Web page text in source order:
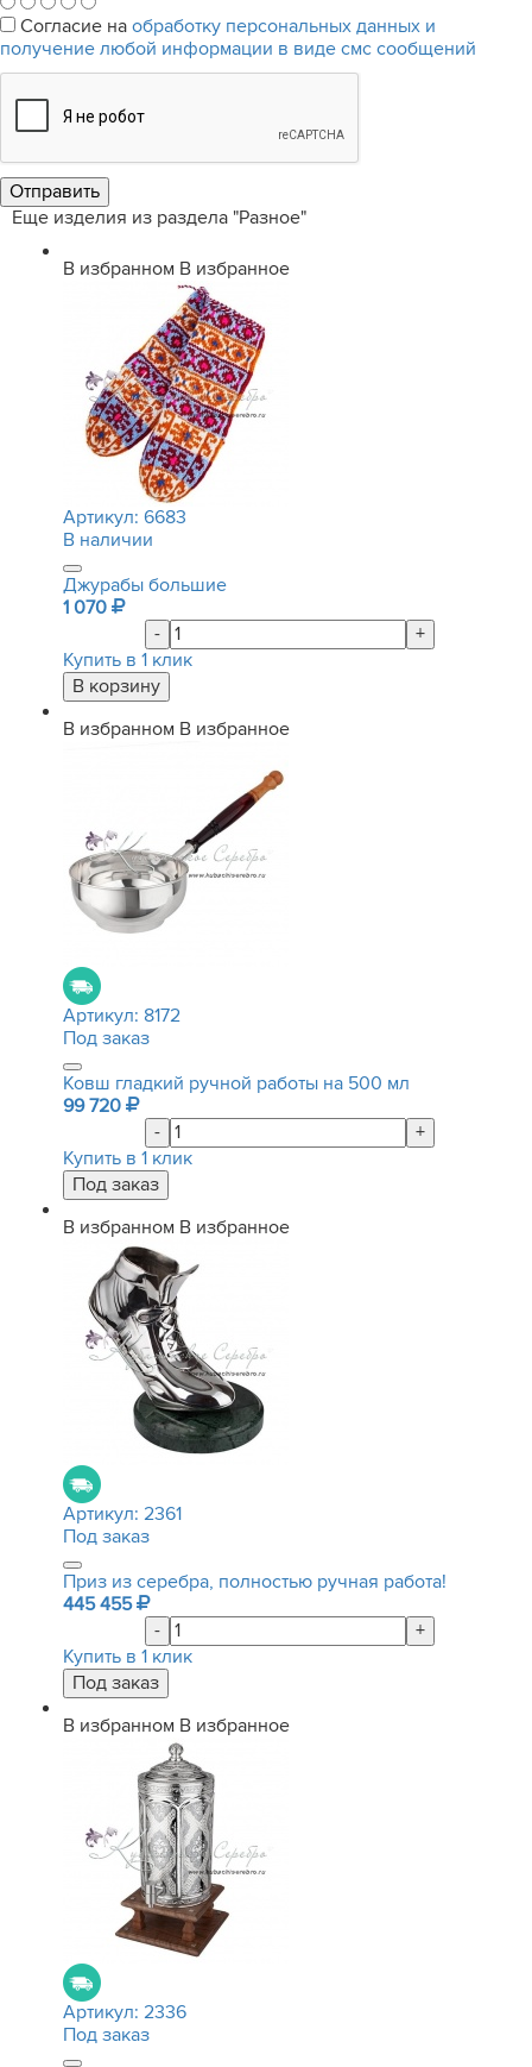
Согласие на обработку персональных данных и
получение любой информации в виде смс сообщений
Еще изделия из раздела "Разное"
В избранном В избранное
Артикул: 6683
В наличии
Джурабы большие
1 070
-
+
Купить в 1 клик
В избранном В избранное
Артикул: 8172
Под заказ
Ковш гладкий ручной работы на 500 мл
99 720
-
+
Купить в 1 клик
В избранном В избранное
Артикул: 2361
Под заказ
Приз из серебра, полностью ручная работа!
445 455
-
+
Купить в 1 клик
В избранном В избранное
Артикул: 2336
Под заказ